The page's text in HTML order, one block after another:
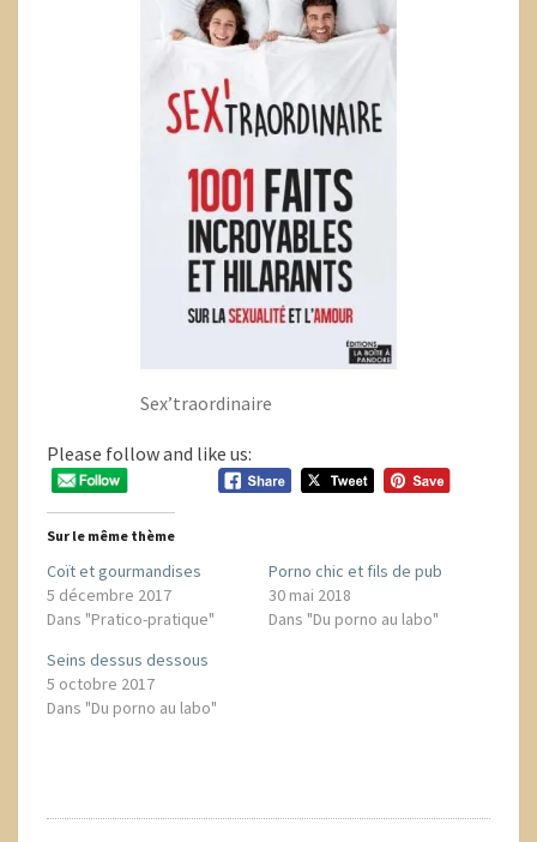
Sex’traordinaire
Please follow and like us:
Sur le même thème
Coït et gourmandises
5 décembre 2017
Dans "Pratico-pratique"
Porno chic et fils de pub
30 mai 2018
Dans "Du porno au labo"
Seins dessus dessous
5 octobre 2017
Dans "Du porno au labo"